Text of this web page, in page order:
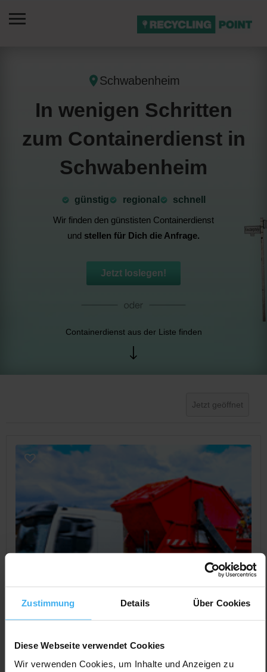
Zustimmung Details Über Cookies
Diese Webseite verwendet Cookies
Wir verwenden Cookies, um Inhalte und Anzeigen zu
Schwabenheim
In wenigen Schritten
zum Containerdienst in
Schwabenheim
günstig ⁠regional
schnell
Wir finden den günstisten Containerdienst
und stellen für Dich die Anfrage.
Jetzt loslegen!
Containerdienst aus der Liste finden
Jetzt geöffnet